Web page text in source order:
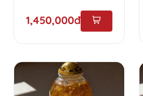
1,450,000đ